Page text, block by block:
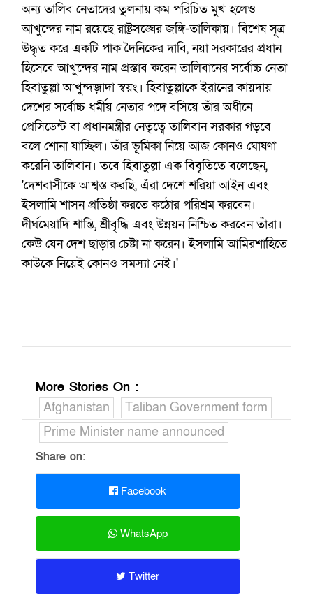
অন্য তালিব নেতাদের তুলনায় কম পরিচিত মুখ হলেও
আখুন্দের নাম রয়েছে রাষ্ট্রসঙ্ঘের জঙ্গি-তালিকায়। বিশেষ সূত্র
উদ্ধৃত করে একটি পাক দৈনিকের দাবি, নয়া সরকারের প্রধান
হিসেবে আখুন্দের নাম প্রস্তাব করেন তালিবানের সর্বোচ্চ নেতা
হিবাতুল্লা আখুন্দজ়াদা স্বয়ং। হিবাতুল্লাকে ইরানের কায়দায়
দেশের সর্বোচ্চ ধর্মীয় নেতার পদে বসিয়ে তাঁর অধীনে
প্রেসিডেন্ট বা প্রধানমন্ত্রীর নেতৃত্বে তালিবান সরকার গড়বে
বলে শোনা যাচ্ছিল। তাঁর ভূমিকা নিয়ে আজ কোনও ঘোষণা
করেনি তালিবান। তবে হিবাতুল্লা এক বিবৃতিতে বলেছেন,
'দেশবাসীকে আশ্বস্ত করছি, এঁরা দেশে শরিয়া আইন এবং
ইসলামি শাসন প্রতিষ্ঠা করতে কঠোর পরিশ্রম করবেন।
দীর্ঘমেয়াদি শান্তি, শ্রীবৃদ্ধি এবং উন্নয়ন নিশ্চিত করবেন তাঁরা।
কেউ যেন দেশ ছাড়ার চেষ্টা না করেন। ইসলামি আমিরশাহিতে
কাউকে নিয়েই কোনও সমস্যা নেই।'
More Stories On :
Afghanistan
Taliban Government form
Prime Minister name announced
Share on:
Facebook
WhatsApp
Twitter